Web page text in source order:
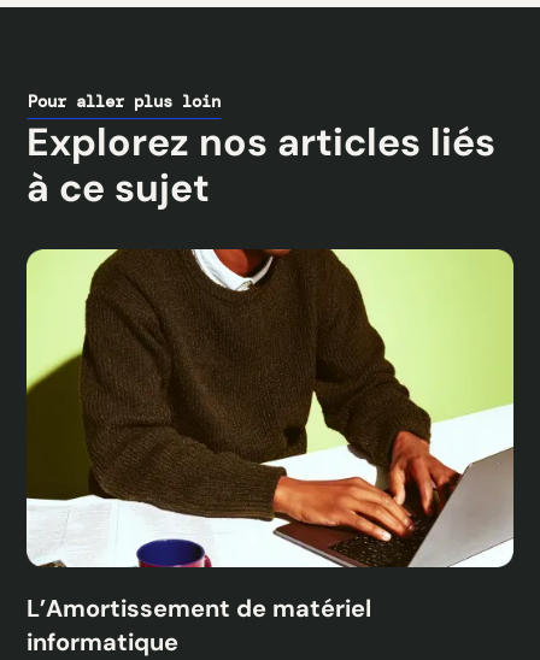
Pour aller plus loin
Explorez nos articles liés
à ce sujet
L’Amortissement de matériel
informatique